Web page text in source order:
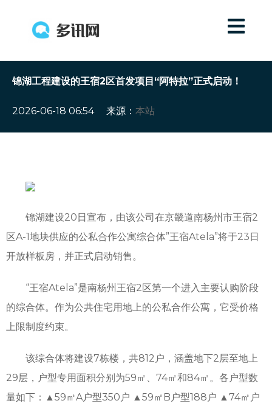
锦湖工程建设的王宿2区首发项目“阿特拉”正式启动！
2026-06-18 06:54 来源： 本站
锦湖建设20日宣布，由该公司在京畿道南杨州市王宿2
区A-1地块供应的公私合作公寓综合体”王宿Atela”将于23日
开放样板房，并正式启动销售。
“王宿Atela”是南杨州王宿2区第一个进入主要认购阶段
的综合体。作为公共住宅用地上的公私合作公寓，它受价格
上限制度约束。
该综合体将建设7栋楼，共812户，涵盖地下2层至地上
29层，户型专用面积分别为59㎡、74㎡和84㎡。各户型数
量如下：▲59㎡A户型350户 ▲59㎡B户型188户 ▲74㎡户